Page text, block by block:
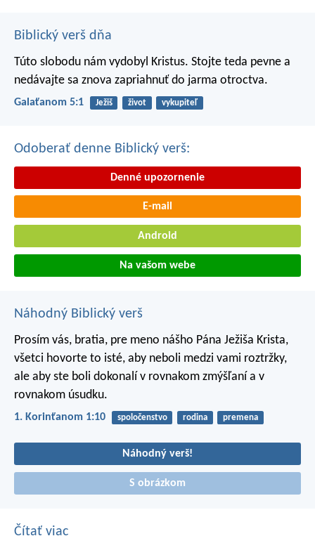
Biblický verš dňa
Túto slobodu nám vydobyl Kristus. Stojte teda pevne a
nedávajte sa znova zapriahnuť do jarma otroctva.
Galaťanom 5:1 Ježiš život vykupiteľ
Odoberať denne Biblický verš:
Denné upozornenie
E-mail
Android
Na vašom webe
Náhodný Biblický verš
Prosím vás, bratia, pre meno nášho Pána Ježiša Krista,
všetci hovorte to isté, aby neboli medzi vami roztržky,
ale aby ste boli dokonalí v rovnakom zmýšľaní a v
rovnakom úsudku.
1. Korinťanom 1:10 spoločenstvo rodina premena
Náhodný verš!
S obrázkom
Čítať viac